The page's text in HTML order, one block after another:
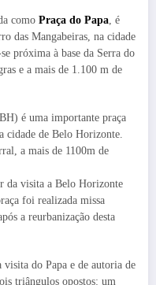
como Praça do Papa , é
das Mangabeiras, na cidade
próxima à base da Serra do
e a mais de 1.100 m de
é uma importante praça
cidade de Belo Horizonte.
a mais de 1100m de
da visita a Belo Horizonte
foi realizada missa
a reurbanização desta
visita do Papa e de autoria de
triângulos opostos: um